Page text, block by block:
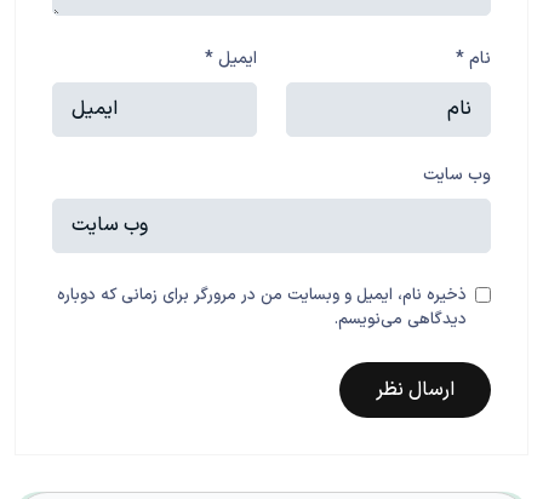
نام* ایمیل*
وب‌ سایت
ذخیره نام، ایمیل و وبسایت من در مرورگر برای زمانی که دوباره
دیدگاهی می‌نویسم.